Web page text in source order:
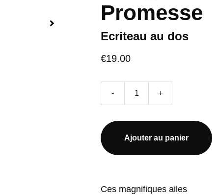
Promesse
Ecriteau au dos
€19.00
- +
Ajouter au panier
Ces magnifiques ailes